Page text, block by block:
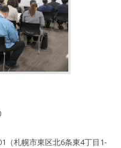
（札幌市東区北6条東4丁目1-